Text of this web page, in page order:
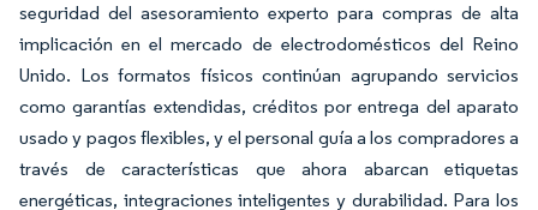
seguridad del asesoramiento experto para compras de alta
implicación en el mercado de electrodomésticos del Reino
Unido. Los formatos físicos continúan agrupando servicios
como garantías extendidas, créditos por entrega del aparato
usado y pagos flexibles, y el personal guía a los compradores a
través de características que ahora abarcan etiquetas
energéticas, integraciones inteligentes y durabilidad. Para los